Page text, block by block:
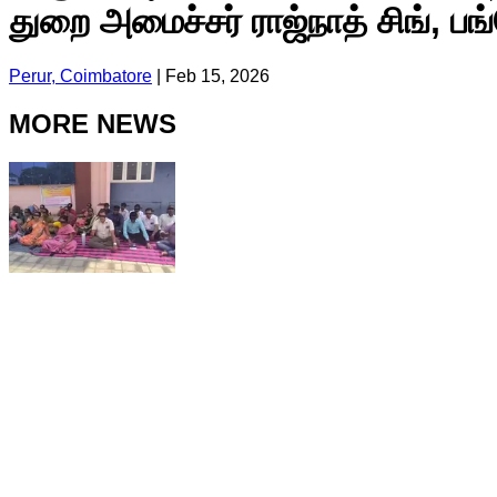
துறை அமைச்சர் ராஜ்நாத் சிங்,
Perur, Coimbatore Feb 15, 2026
MORE NEWS